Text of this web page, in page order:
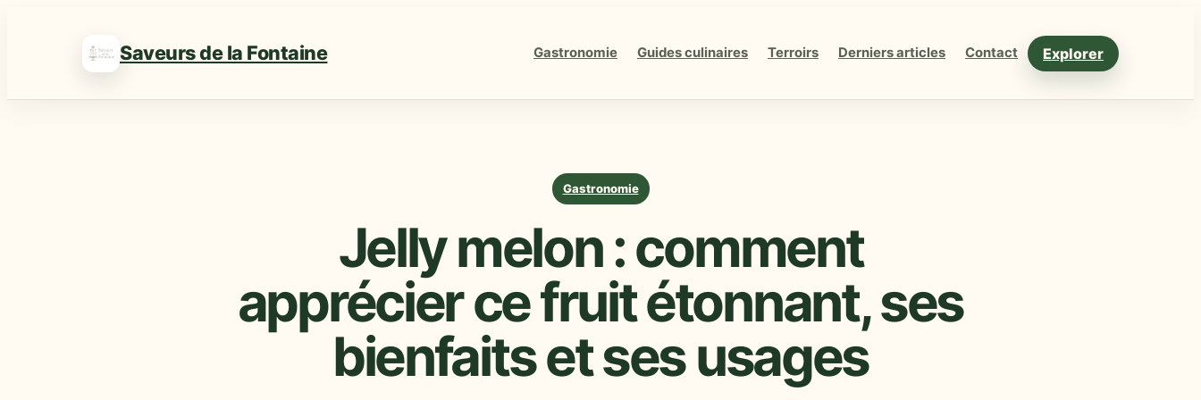
Saveurs de la Fontaine Gastronomie Guides culinaires Terroirs Derniers articles Contact Explorer
Gastronomie
Jelly melon : comment
apprécier ce fruit étonnant, ses
bienfaits et ses usages